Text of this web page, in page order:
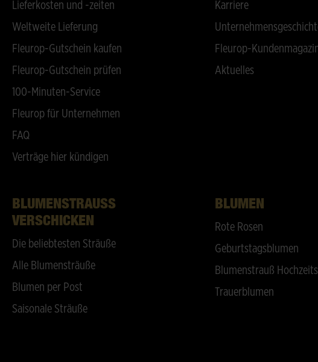
Lieferkosten und -zeiten
Weltweite Lieferung
Fleurop-Gutschein kaufen
Fleurop-Gutschein prüfen
100-Minuten-Service
Fleurop für Unternehmen
FAQ
Verträge hier kündigen
Karriere
Fleurop-
Aktuelles
BLUMENSTRAUSS V
ERSCHICKEN
Die beliebtesten Sträuße
Alle Blumensträuße
Blumen per Post
Saisonale Sträuße
BLUMEN
Rote Rosen
Geburtstagsblumen
Blumenstrauß
Trauerblumen